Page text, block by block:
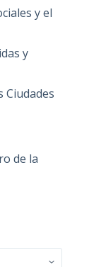
y el
y
Ciudades
de la